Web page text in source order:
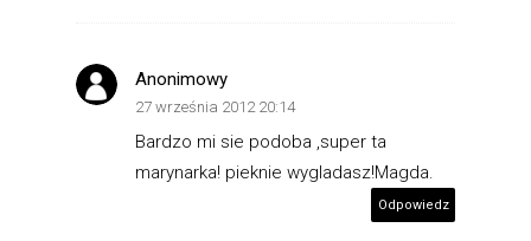
Anonimowy
27 września 2012 20:14
Bardzo mi sie podoba ,super ta
marynarka! pieknie wygladasz!Magda.
Odpowiedz